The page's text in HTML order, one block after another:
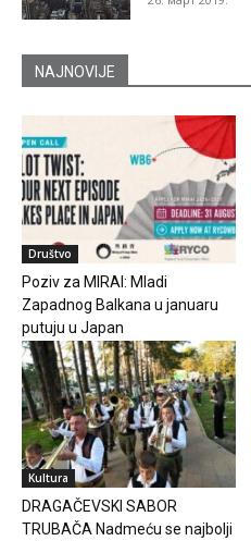
NAJNOVIJE
Društvo
Poziv za MIRAI: Mladi
Zapadnog Balkana u januaru
putuju u Japan
Kultura
DRAGAČEVSKI SABOR
TRUBAČA Nadmeću se najbolji